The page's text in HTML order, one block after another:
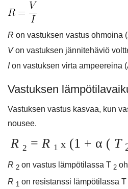
R on vastuksen vastus ohmoina
Von vastuksen jännitehäviö
Ion vastuksen virta ampeereina
Vastuksen
Vastuksen vastus kasvaa, kun
nousee.
R 2 = R 1 x (1 + α ( T
R 2 on vastus lämpötilassa T 2
R 1 on resistanssi lämpötilassa T